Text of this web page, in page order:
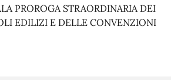
PROROGA STRAORDINARIA DEI
EDILIZI E DELLE CONVENZIONI